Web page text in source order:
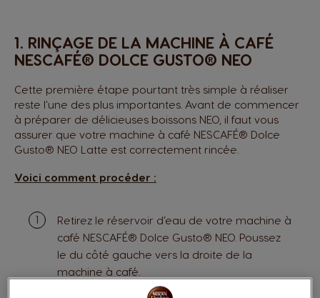
1. RINÇAGE DE LA MACHINE À CAFÉ
NESCAFÉ® DOLCE GUSTO® NEO
Cette première étape pourtant très simple à réaliser
reste l'une des plus importantes. Avant de commencer
à préparer de délicieuses boissons NEO, il faut vous
assurer que votre machine à café NESCAFÉ® Dolce
Gusto® NEO Latte est correctement rincée.
Voici comment procéder :
Retirez le réservoir d’eau de votre machine à
café NESCAFÉ® Dolce Gusto® NEO. Poussez
le du côté gauche vers la droite de la
machine à café.
Attention à toujours bien maintenir la